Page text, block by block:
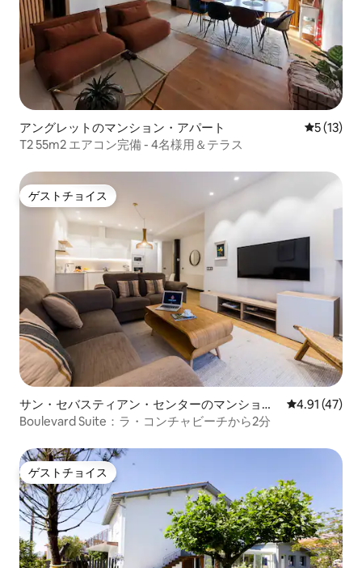
アングレットのマンション・アパート レビュー
5 (13)
T2 55m2 エアコン完備 - 4名様用＆テラス
ゲストチョイス
ゲストチョイス
サン・セバスティアン・センターのマンショ
ン・アパート
レビュー47
4.91 (47)
Boulevard Suite：ラ・コンチャビーチから2分
ゲストチョイス
ゲストチョイス